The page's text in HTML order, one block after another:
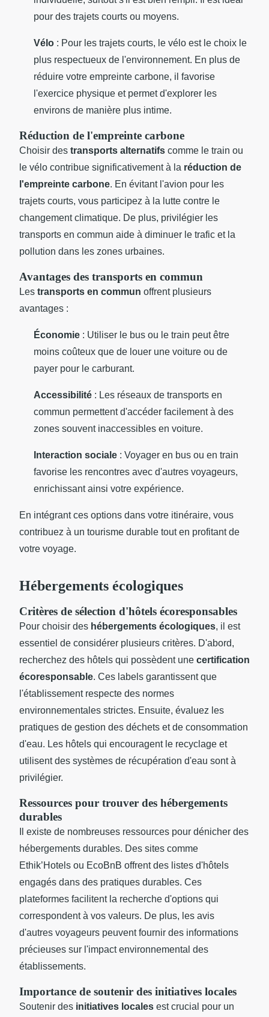
pour des trajets courts ou moyens.
Vélo : Pour les trajets courts, le vélo est le choix le
plus respectueux de l'environnement. En plus de
réduire votre empreinte carbone, il favorise
l'exercice physique et permet d'explorer les
environs de manière plus intime.
Réduction de l'empreinte carbone
Choisir des transports alternatifs comme le train ou
le vélo contribue significativement à la réduction de
l'empreinte carbone. En évitant l'avion pour les
trajets courts, vous participez à la lutte contre le
changement climatique. De plus, privilégier les
transports en commun aide à diminuer le trafic et la
pollution dans les zones urbaines.
Avantages des transports en commun
Les transports en commun offrent plusieurs
avantages :
Économie : Utiliser le bus ou le train peut être
moins coûteux que de louer une voiture ou de
payer pour le carburant.
Accessibilité : Les réseaux de transports en
commun permettent d'accéder facilement à des
zones souvent inaccessibles en voiture.
Interaction sociale : Voyager en bus ou en train
favorise les rencontres avec d'autres voyageurs,
enrichissant ainsi votre expérience.
En intégrant ces options dans votre itinéraire, vous
contribuez à un tourisme durable tout en profitant de
votre voyage.
Hébergements écologiques
Critères de sélection d'hôtels écoresponsables
Pour choisir des hébergements écologiques, il est
essentiel de considérer plusieurs critères. D'abord,
recherchez des hôtels qui possèdent une certification
écoresponsable. Ces labels garantissent que
l'établissement respecte des normes
environnementales strictes. Ensuite, évaluez les
pratiques de gestion des déchets et de consommation
d'eau. Les hôtels qui encouragent le recyclage et
utilisent des systèmes de récupération d'eau sont à
privilégier.
Ressources pour trouver des hébergements
durables
Il existe de nombreuses ressources pour dénicher des
hébergements durables. Des sites comme
Ethik’Hotels ou EcoBnB offrent des listes d'hôtels
engagés dans des pratiques durables. Ces
plateformes facilitent la recherche d'options qui
correspondent à vos valeurs. De plus, les avis
d'autres voyageurs peuvent fournir des informations
précieuses sur l'impact environnemental des
établissements.
Importance de soutenir des initiatives locales
Soutenir des initiatives locales est crucial pour un